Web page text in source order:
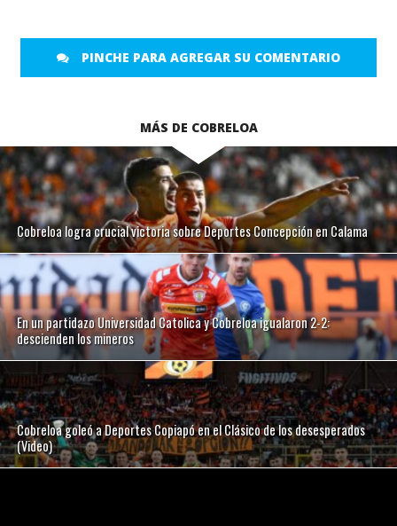
PINCHE PARA AGREGAR SU COMENTARIO
MÁS DE COBRELOA
Cobreloa logra crucial victoria sobre Deportes Concepción en Calama
En un partidazo Universidad Catolica y Cobreloa igualaron 2-2:
descienden los mineros
Cobreloa goleó a Deportes Copiapó en el Clásico de los desesperados
(Video)